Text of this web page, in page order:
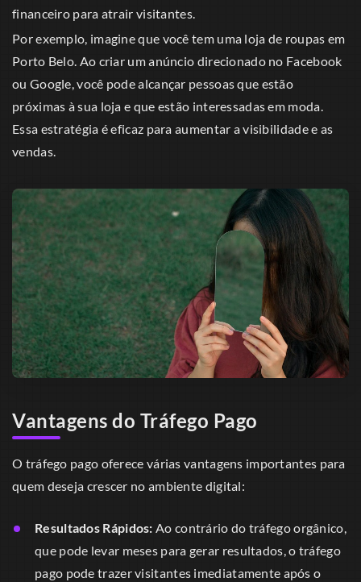
financeiro para atrair visitantes.
Por exemplo, imagine que você tem uma loja de roupas em
Porto Belo. Ao criar um anúncio direcionado no Facebook
ou Google, você pode alcançar pessoas que estão
próximas à sua loja e que estão interessadas em moda.
Essa estratégia é eficaz para aumentar a visibilidade e as
vendas.
Vantagens do Tráfego Pago
O tráfego pago oferece várias vantagens importantes para
quem deseja crescer no ambiente digital:
Resultados Rápidos: Ao contrário do tráfego orgânico,
que pode levar meses para gerar resultados, o tráfego
pago pode trazer visitantes imediatamente após o